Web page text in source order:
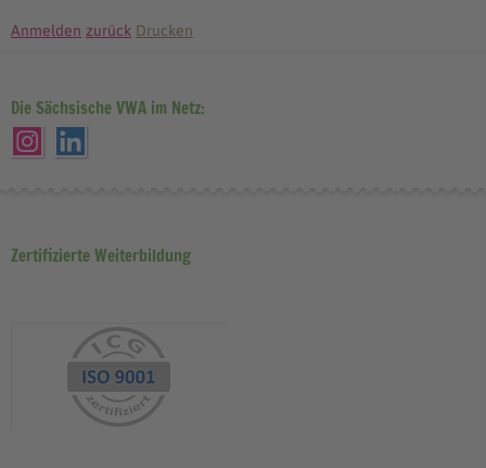
Anmelden zurück Drucken
Die Sächsische VWA im Netz:
Zertifizierte Weiterbildung